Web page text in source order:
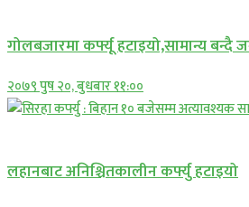
गोलबजारमा कर्फ्यू हटाइयो,सामान्य बन्दै
२०७९ पुष २०, बुधबार ११:००
लहानबाट अनिश्चितकालीन कर्फ्यु हटाइयो